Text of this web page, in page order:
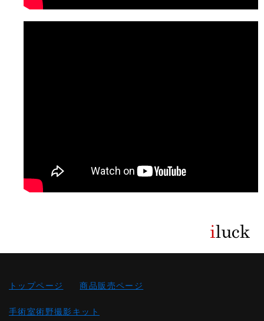
トップページ 商品販売ページ
手術室術野撮影キット